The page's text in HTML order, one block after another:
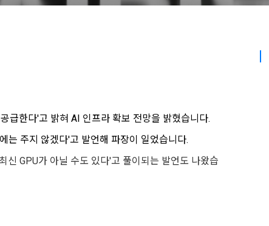
급한다'고 밝혀 AI 인프라 확보 전망을 밝혔습니다.
는 주지 않겠다'고 발언해 파장이 일었습니다.
신 GPU가 아닐 수도 있다'고 풀이되는 발언도 나왔습